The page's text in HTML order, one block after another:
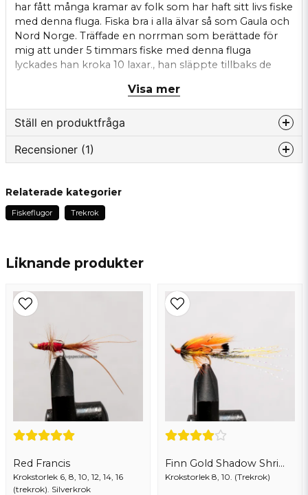
Liknande produkter
Red Francis
Krokstorlek 6, 8, 10, 12, 14, 16
(trekrok). Silverkrok
Finn Gold Shadow Shrimp
Krokstorlek 8, 10. (Trekrok)
har fått många kramar av folk som har haft sitt livs fiske
med denna fluga. Fiska bra i alla älvar så som Gaula och
Nord Norge. Träffade en norrman som berättade för
mig att under 5 timmars fiske med denna fluga
lyckades han kroka 10 laxar., han släppte tillbaks de
Visa mer
Ställ en produktfråga
question
Fråga oss något om denna produkten...
Ja, ni får publicera min fråga
Skicka fråga
Recensioner (1)
Vasko
Relaterade kategorier
Fiskeflugor Trekrok